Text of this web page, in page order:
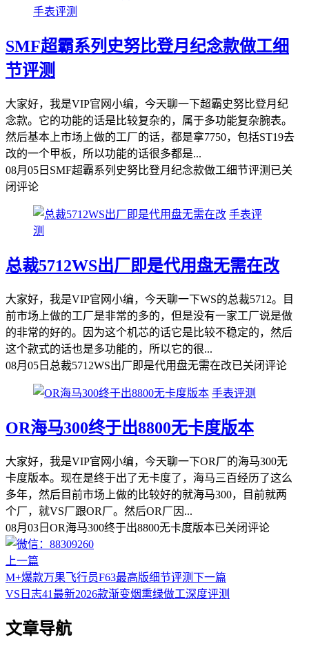
手表评测
SMF超霸系列史努比登月纪念款做工细
节评测
大家好，我是VIP官网小编，今天聊一下超霸史努比登月纪
念款。它的功能的话是比较复杂的，属于多功能复杂腕表。
然后基本上市场上做的工厂的话，都是拿7750，包括ST19去
改的一个甲板，所以功能的话很多都是...
08月05日 SMF超霸系列史努比登月纪念款做工细节评测 已关
闭评论
手表评
测
总裁5712WS出厂即是代用盘无需在改
大家好，我是VIP官网小编，今天聊一下WS的总裁5712。目
前市场上做的工厂是非常的多的，但是没有一家工厂说是做
的非常的好的。因为这个机芯的话它是比较不稳定的，然后
这个款式的话也是多功能的，所以它的很...
08月05日 总裁5712WS出厂即是代用盘无需在改已关闭评论
手表评测
OR海马300终于出8800无卡度版本
大家好，我是VIP官网小编，今天聊一下OR厂的海马300无
卡度版本。现在是终于出了无卡度了，海马三百经历了这么
多年，然后目前市场上做的比较好的就海马300，目前就两
个厂，就VS厂跟OR厂。然后OR厂因...
08月03日 OR海马300终于出8800无卡度版本已关闭评论
上一篇
M+爆款万果飞行员F63最高版细节评测下一篇
VS日志41最新2026款渐变烟熏绿做工深度评测
文章导航